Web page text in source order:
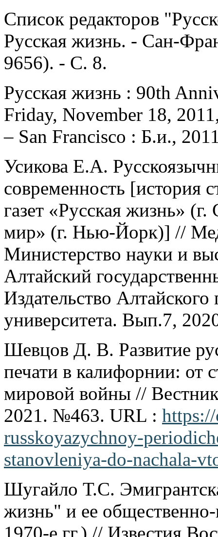
Список редакторов
Русская жизнь. - Сан-
9656). - С. 8.
Русская жизнь : 90th
Friday, November 18,
– San Francisco : Б.и.,
Усикова Е.А.
современность [история
газет «Русская жизнь»
мир» (г. Нью-Йорк)] //
Министерство науки и
Алтайский
Издательство Алтайского
университета. Вып.7,
Шевцов Д. В. Развитие
печати в калифорнии: от
мировой войны // Вестник
2021. №463. URL :
russkoyazychnoy-
stanovleniya-do-nachala-
Шугайло Т.С.
жизнь" и ее
1970-е гг.) // Известия